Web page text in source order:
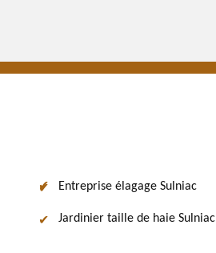
Entreprise élagage Sulniac
Jardinier taille de haie Sulniac